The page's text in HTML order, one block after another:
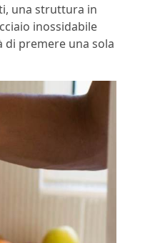
una struttura in
inossidabile
premere una sola